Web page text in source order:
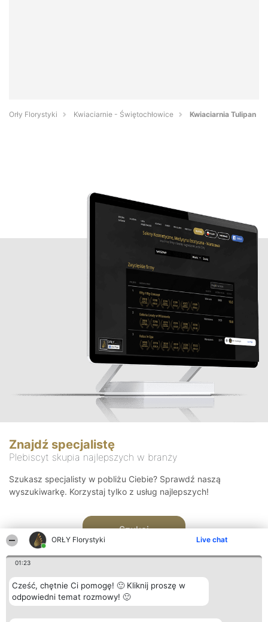
ORŁY Florystyki Live chat
01:23
Cześć, chętnie Ci pomogę! 🙂 Kliknij proszę w
odpowiedni temat rozmowy! 🙂
Orły Florystyki Kwiaciarnie - Świętochłowice Kwiaciarnia Tulipan
Znajdź specjalistę
Plebiscyt skupia najlepszych w branży
Szukasz specjalisty w pobliżu Ciebie? Sprawdź naszą
wyszukiwarkę. Korzystaj tylko z usług najlepszych!
Szukaj
Organizator plebiscytu Plebiscyt Kontakt